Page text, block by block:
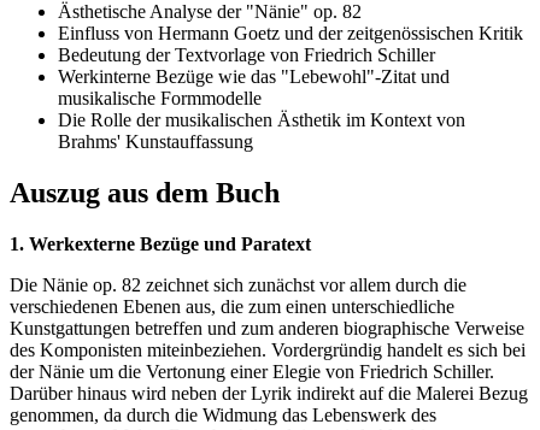
Ästhetische Analyse der "Nänie" op. 82
Einfluss von Hermann Goetz und der zeitgenössischen Kritik
Bedeutung der Textvorlage von Friedrich Schiller
Werkinterne Bezüge wie das "Lebewohl"-Zitat und
musikalische Formmodelle
Die Rolle der musikalischen Ästhetik im Kontext von
Brahms' Kunstauffassung
Auszug aus dem Buch
1. Werkexterne Bezüge und Paratext
Die Nänie op. 82 zeichnet sich zunächst vor allem durch die
verschiedenen Ebenen aus, die zum einen unterschiedliche
Kunstgattungen betreffen und zum anderen biographische Verweise
des Komponisten miteinbeziehen. Vordergründig handelt es sich bei
der Nänie um die Vertonung einer Elegie von Friedrich Schiller.
Darüber hinaus wird neben der Lyrik indirekt auf die Malerei Bezug
genommen, da durch die Widmung das Lebenswerk des